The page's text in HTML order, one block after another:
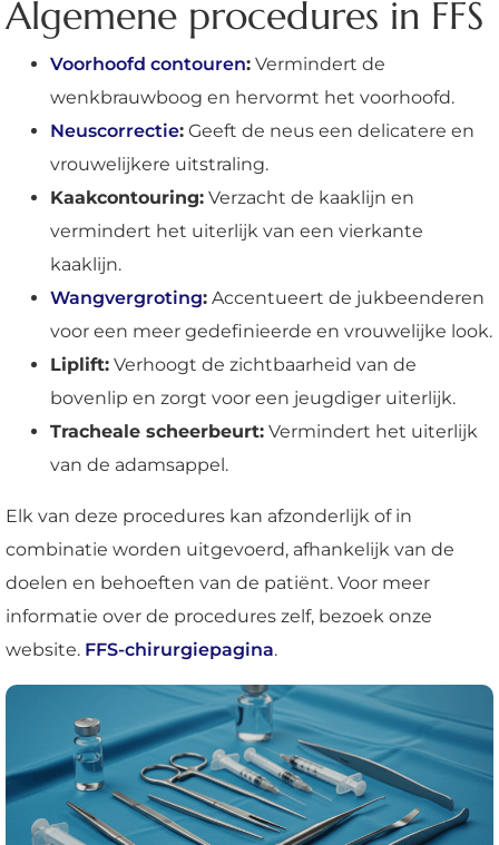
Algemene procedures in FFS
Voorhoofd contouren: Vermindert de
wenkbrauwboog en hervormt het voorhoofd.
Neuscorrectie: Geeft de neus een delicatere en
vrouwelijkere uitstraling.
Kaakcontouring: Verzacht de kaaklijn en
vermindert het uiterlijk van een vierkante
kaaklijn.
Wangvergroting: Accentueert de jukbeenderen
voor een meer gedefinieerde en vrouwelijke look.
Liplift: Verhoogt de zichtbaarheid van de
bovenlip en zorgt voor een jeugdiger uiterlijk.
Tracheale scheerbeurt: Vermindert het uiterlijk
van de adamsappel.
Elk van deze procedures kan afzonderlijk of in
combinatie worden uitgevoerd, afhankelijk van de
doelen en behoeften van de patiënt. Voor meer
informatie over de procedures zelf, bezoek onze
website. FFS-chirurgiepagina.